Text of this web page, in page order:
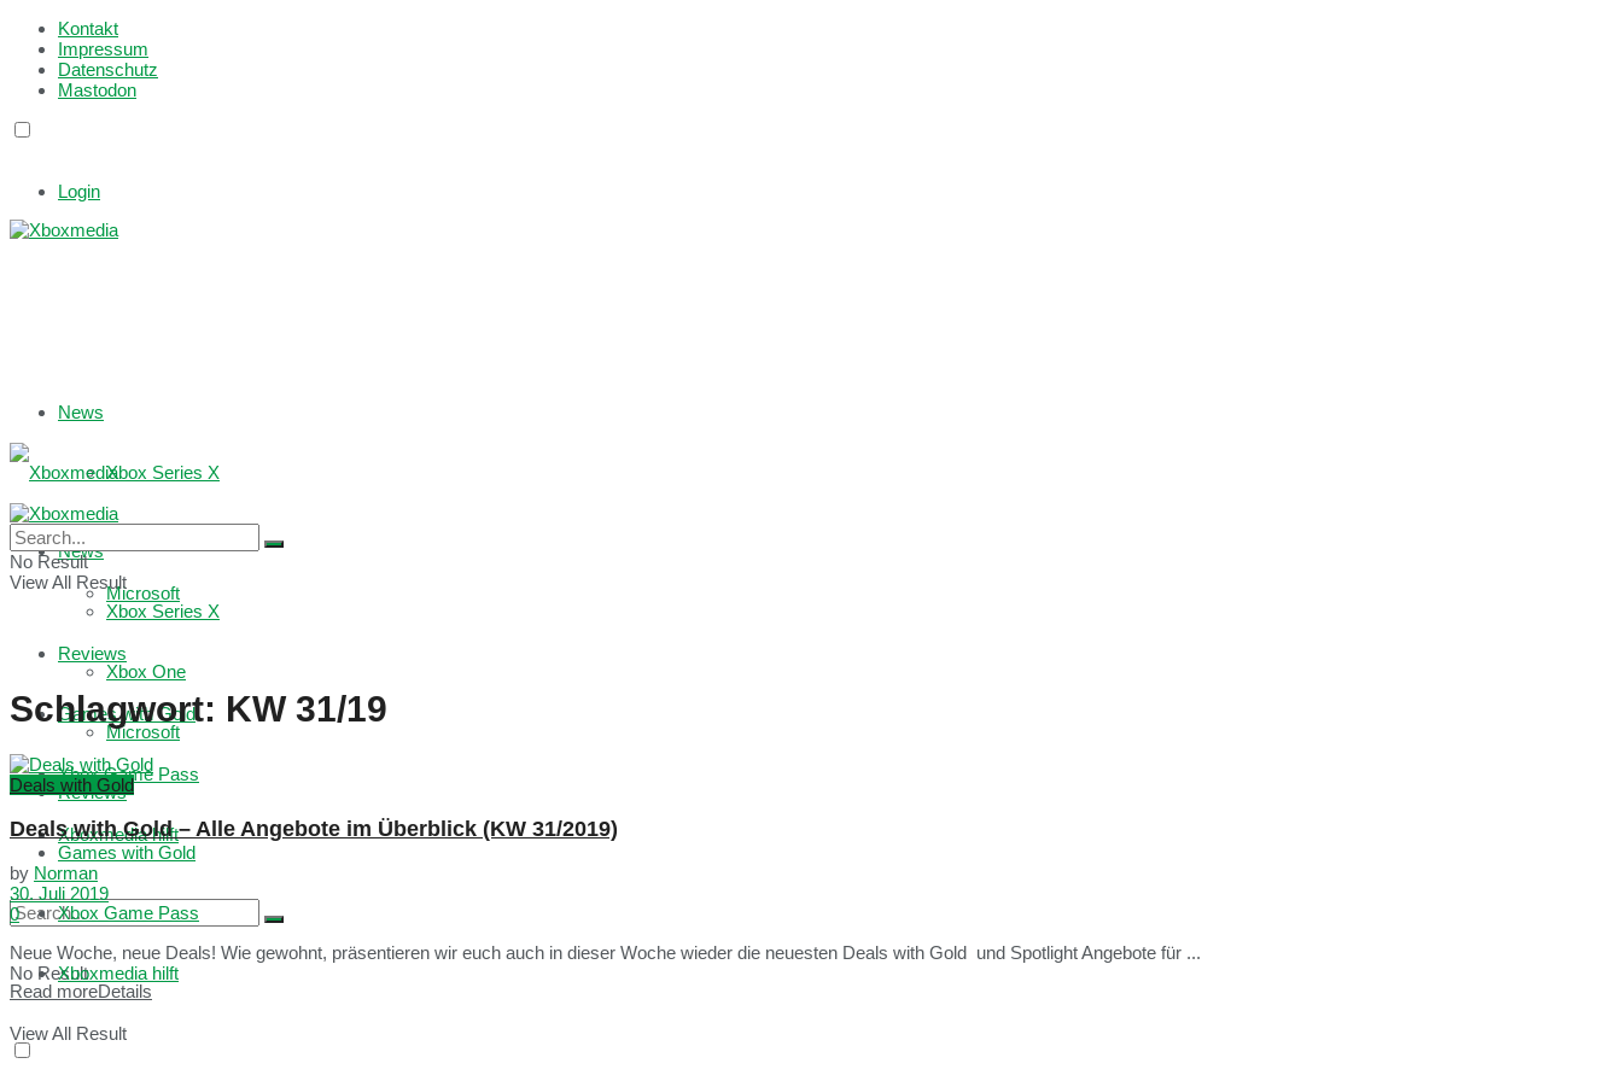
Kontakt
Impressum
Datenschutz
Mastodon
Login
News
Xbox Series X
Microsoft
Reviews
Games with Gold
Xbox Game Pass
Xboxmedia hilft
No Result
View All Result
News
Xbox Series X
Xbox One
Microsoft
Reviews
Games with Gold
Xbox Game Pass
Xboxmedia hilft
No Result
View All Result
Schlagwort: KW 31/19
Deals with Gold
Deals with Gold – Alle Angebote im Überblick (KW 31/2019)
by Norman
30. Juli 2019
0
Neue Woche, neue Deals! Wie gewohnt, präsentieren wir euch auch in dieser Woche wieder die neuesten Deals with Gold und Spotlight Angebote für ...
Read moreDetails